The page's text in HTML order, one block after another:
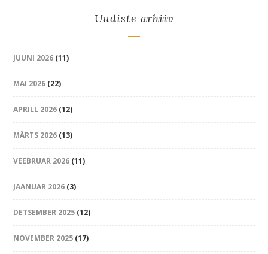
Uudiste arhiiv
JUUNI 2026 (11)
MAI 2026 (22)
APRILL 2026 (12)
MÄRTS 2026 (13)
VEEBRUAR 2026 (11)
JAANUAR 2026 (3)
DETSEMBER 2025 (12)
NOVEMBER 2025 (17)